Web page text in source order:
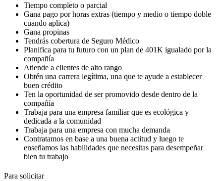
Tiempo completo o parcial
Gana pago por horas extras (tiempo y medio o tiempo doble
cuando aplica)
Gana propinas
Tendrás cobertura de Seguro Médico
Planifica para tu futuro con un plan de 401K igualado por la
compañía
Atiende a clientes de alto rango
Obtén una carrera legítima, una que te ayude a establecer
buen crédito
Ten la oportunidad de ser promovido desde dentro de la
compañía
Trabaja para una empresa familiar que es ecológica y
dedicada a la comunidad
Trabaja para una empresa con mucha demanda
Contratamos en base a una buena actitud y luego te
enseñamos las habilidades que necesitas para desempeñar
bien tu trabajo
Para solicitar